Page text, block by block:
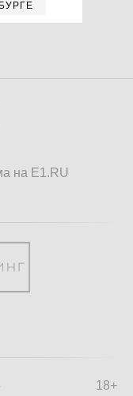
на E1.RU
18+